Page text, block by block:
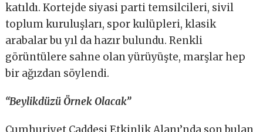
katıldı. Kortejde siyasi parti temsilcileri, sivil
toplum kuruluşları, spor kulüpleri, klasik
arabalar bu yıl da hazır bulundu. Renkli
görüntülere sahne olan yürüyüşte, marşlar hep
bir ağızdan söylendi.
“Beylikdüzü Örnek Olacak”